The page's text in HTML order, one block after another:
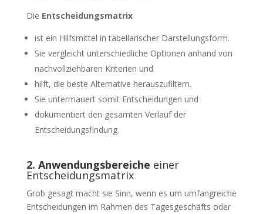
Die Entscheidungsmatrix
ist ein Hilfsmittel in tabellarischer Darstellungsform.
Sie vergleicht unterschiedliche Optionen anhand von
nachvollziehbaren Kriterien und
hilft, die beste Alternative herauszufiltern.
Sie untermauert somit Entscheidungen und
dokumentiert den gesamten Verlauf der
Entscheidungsfindung.
2. Anwendungsbereiche einer
Entscheidungsmatrix
Grob gesagt macht sie Sinn, wenn es um umfangreiche
Entscheidungen im Rahmen des Tagesgeschäfts oder